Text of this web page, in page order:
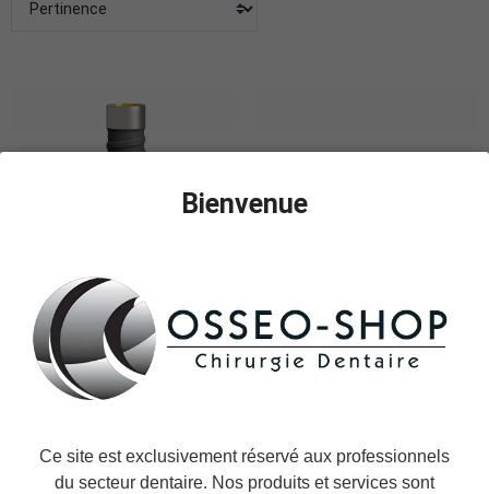
Implant BioniQ Plus S2.9
Bienvenue
Ce site est exclusivement réservé aux professionnels
du secteur dentaire. Nos produits et services sont